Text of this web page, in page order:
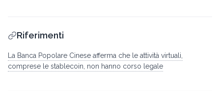
Riferimenti
La Banca Popolare Cinese afferma che le attività virtuali,
comprese le stablecoin, non hanno corso legale